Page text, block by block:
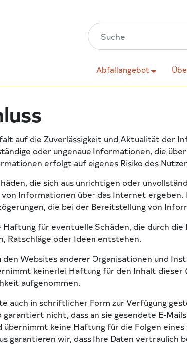
Abfallangebot
auf die Zuverlässigkeit und Aktualität der
oder ungenaue Informationen, die
erfolgt auf eigenes Risiko des
die sich aus unrichtigen oder
von Informationen über das Internet
die bei der Bereitstellung von
für eventuelle Schäden, die durch
Ratschläge oder Ideen entstehen.
Websites anderer Organisationen und
keinerlei Haftung für den Inhalt
aufgenommen.
auch in schriftlicher Form zur Verfügung
nicht, dass an sie gesendete E-
keine Haftung für die Folgen
garantieren wir, dass Ihre Daten